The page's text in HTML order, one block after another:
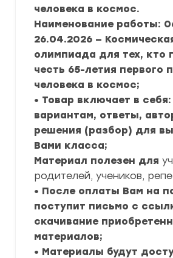
человека в космос.
Наименование работы:
26.04.2026 —
олимпиада для тех, кто
честь 65-летия первого
человека в космос;
• Товар включает в
вариантам, ответы,
решения (разбор) для
Вами класса;
Материал полезен для
родителей, учеников,
• После оплаты Вам на
поступит письмо с
скачивание
материалов;
• Материалы будут